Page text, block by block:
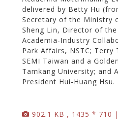
delivered by Betty Hu
Secretary of the Ministry
Sheng Lin, Director of
Academia-Industry
Park Affairs, NSTC;
SEMI Taiwan and a
Tamkang University; and
President Hui-Huang Hsu.
902.1 KB , 1435 * 710 |